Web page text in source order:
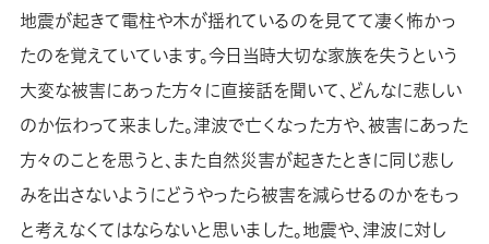
地震が起きて電柱や木が揺れているのを見てて凄く怖かっ
たのを覚えていています。今日当時大切な家族を失うという
大変な被害にあった方々に直接話を聞いて、どんなに悲しい
のか伝わって来ました。津波で亡くなった方や、被害にあった
方々のことを思うと、また自然災害が起きたときに同じ悲し
みを出さないようにどうやったら被害を減らせるのかをもっ
と考えなくてはならないと思いました。地震や、津波に対し